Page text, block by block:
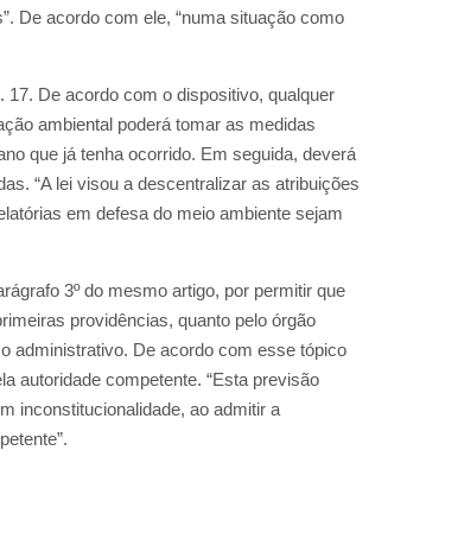
De acordo com ele, “numa situação como
17. De acordo com o dispositivo, qualquer
ambiental poderá tomar as medidas
que já tenha ocorrido. Em seguida, deverá
“A lei visou a descentralizar as atribuições
em defesa do meio ambiente sejam
3º do mesmo artigo, por permitir que
providências, quanto pelo órgão
administrativo. De acordo com esse tópico
autoridade competente. “Esta previsão
inconstitucionalidade, ao admitir a